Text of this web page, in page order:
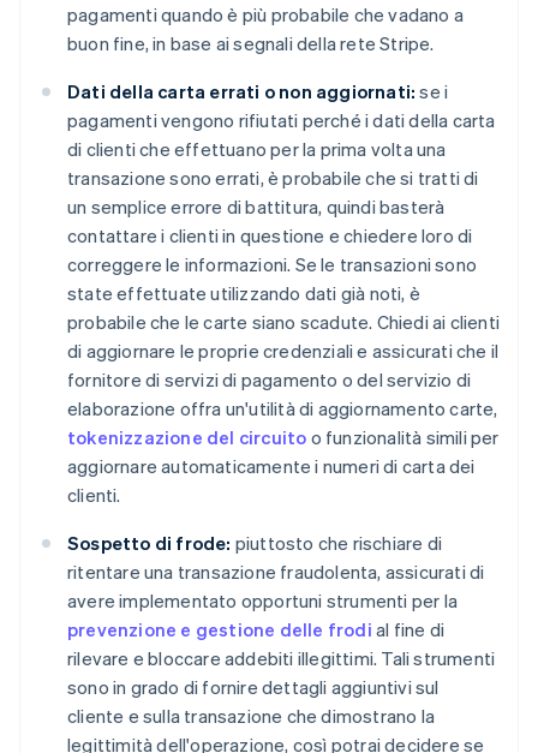
pagamenti quando è più probabile che vadano a
buon fine, in base ai segnali della rete Stripe.
Dati della carta errati o non aggiornati: se i
pagamenti vengono rifiutati perché i dati della carta
di clienti che effettuano per la prima volta una
transazione sono errati, è probabile che si tratti di
un semplice errore di battitura, quindi basterà
contattare i clienti in questione e chiedere loro di
correggere le informazioni. Se le transazioni sono
state effettuate utilizzando dati già noti, è
probabile che le carte siano scadute. Chiedi ai clienti
di aggiornare le proprie credenziali e assicurati che il
fornitore di servizi di pagamento o del servizio di
elaborazione offra un'utilità di aggiornamento carte,
tokenizzazione del circuito o funzionalità simili per
aggiornare automaticamente i numeri di carta dei
clienti.
Sospetto di frode: piuttosto che rischiare di
ritentare una transazione fraudolenta, assicurati di
avere implementato opportuni strumenti per la
prevenzione e gestione delle frodi al fine di
rilevare e bloccare addebiti illegittimi. Tali strumenti
sono in grado di fornire dettagli aggiuntivi sul
cliente e sulla transazione che dimostrano la
legittimità dell'operazione, così potrai decidere se